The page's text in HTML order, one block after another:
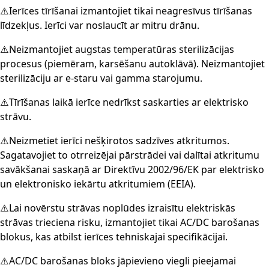
⚠️Ierīces tīrīšanai izmantojiet tikai neagresīvus tīrīšanas
līdzekļus. Ierīci var noslaucīt ar mitru drānu.
⚠️Neizmantojiet augstas temperatūras sterilizācijas
procesus (piemēram, karsēšanu autoklāvā). Neizmantojiet
sterilizāciju ar e-staru vai gamma starojumu.
⚠️Tīrīšanas laikā ierīce nedrīkst saskarties ar elektrisko
strāvu.
⚠️Neizmetiet ierīci nešķirotos sadzīves atkritumos.
Sagatavojiet to otrreizējai pārstrādei vai dalītai atkritumu
savākšanai saskaņā ar Direktīvu 2002/96/EK par elektrisko
un elektronisko iekārtu atkritumiem (EEIA).
⚠️Lai novērstu strāvas noplūdes izraisītu elektriskās
strāvas trieciena risku, izmantojiet tikai AC/DC barošanas
blokus, kas atbilst ierīces tehniskajai specifikācijai.
⚠️AC/DC barošanas bloks jāpievieno viegli pieejamai